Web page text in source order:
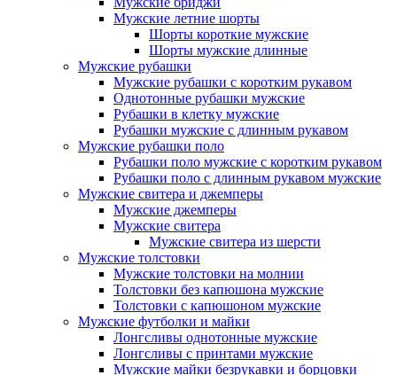
Мужские летние шорты
Шорты короткие мужские
Шорты мужские длинные
Мужские рубашки
Мужские рубашки с коротким рукавом
Однотонные рубашки мужские
Рубашки в клетку мужские
Рубашки мужские с длинным рукавом
Мужские рубашки поло
Рубашки поло мужские с коротким рукавом
Рубашки поло с длинным рукавом мужские
Мужские свитера и джемперы
Мужские джемперы
Мужские свитера
Мужские свитера из шерсти
Мужские толстовки
Мужские толстовки на молнии
Толстовки без капюшона мужские
Толстовки с капюшоном мужские
Мужские футболки и майки
Лонгсливы однотонные мужские
Лонгсливы с принтами мужские
Мужские майки безрукавки и борцовки